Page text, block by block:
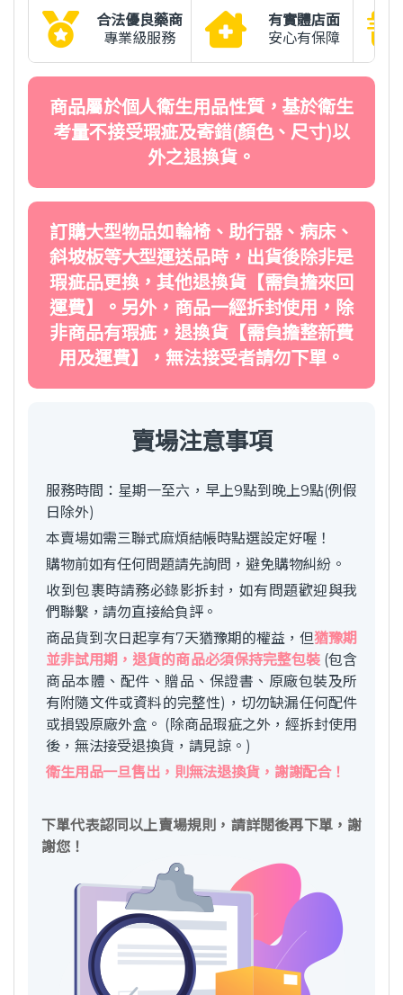
合法優良藥商
專業級服務
有實體店面
安心有保障
商品屬於個人衛生用品性質，基於衛生
考量不接受瑕疵及寄錯(顏色、尺寸)以
外之退換貨。
訂購大型物品如輪椅、助行器、病床、
斜坡板等大型運送品時，出貨後除非是
瑕疵品更換，其他退換貨【需負擔來回
運費】。另外，商品一經拆封使用，除
非商品有瑕疵，退換貨【需負擔整新費
用及運費】，無法接受者請勿下單。
賣場注意事項
服務時間：星期一至六，早上9點到晚上9點(例假
日除外)
本賣場如需三聯式麻煩結帳時點選設定好喔！
購物前如有任何問題請先詢問，避免購物糾紛。
收到包裹時請務必錄影拆封，如有問題歡迎與我
們聯繫，請勿直接給負評。
商品貨到次日起享有7天猶豫期的權益，但猶豫期
並非試用期，退貨的商品必須保持完整包裝(包含
商品本體、配件、贈品、保證書、原廠包裝及所
有附隨文件或資料的完整性)，切勿缺漏任何配件
或損毀原廠外盒。 (除商品瑕疵之外，經拆封使用
後，無法接受退換貨，請見諒。)
衛生用品一旦售出，則無法退換貨，謝謝配合！
下單代表認同以上賣場規則，請詳閱後再下單，謝
謝您！